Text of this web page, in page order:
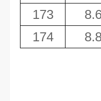
173
174